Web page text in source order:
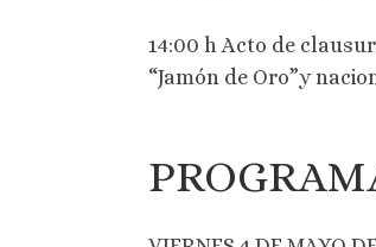
14:00 h Acto de
“Jamón de Oro”y